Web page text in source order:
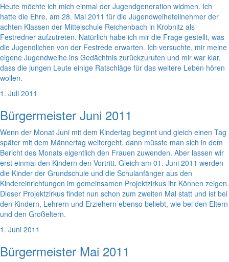
Heute möchte ich mich einmal der Jugendgeneration widmen. Ich
hatte die Ehre, am 28. Mai 2011 für die Jugendweiheteilnehmer der
achten Klassen der Mittelschule Reichenbach in Krobnitz als
Festredner aufzutreten. Natürlich habe ich mir die Frage gestellt, was
die Jugendlichen von der Festrede erwarten. Ich versuchte, mir meine
eigene Jugendweihe ins Gedächtnis zurückzurufen und mir war klar,
dass die jungen Leute einige Ratschläge für das weitere Leben hören
wollen.
1. Juli 2011
Bürgermeister Juni 2011
Wenn der Monat Juni mit dem Kindertag beginnt und gleich einen Tag
später mit dem Männertag weitergeht, dann müsste man sich in dem
Bericht des Monats eigentlich den Frauen zuwenden. Aber lassen wir
erst einmal den Kindern den Vortritt. Gleich am 01. Juni 2011 werden
die Kinder der Grundschule und die Schulanfänger aus den
Kindereinrichtungen im gemeinsamen Projektzirkus ihr Können zeigen.
Dieser Projektzirkus findet nun schon zum zweiten Mal statt und ist bei
den Kindern, Lehrern und Erziehern ebenso beliebt, wie bei den Eltern
und den Großeltern.
1. Juni 2011
Bürgermeister Mai 2011